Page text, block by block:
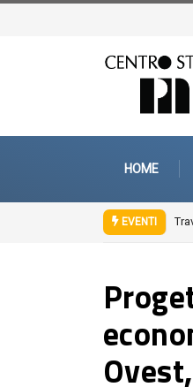
HOME
EVENTI
strategie, strumenti e